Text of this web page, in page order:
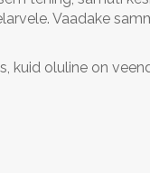
Vaadake
kuid oluline on